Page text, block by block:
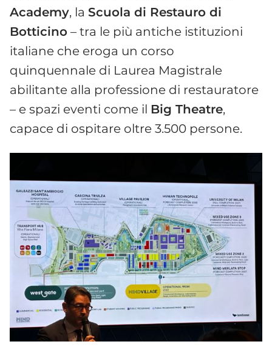
Academy, la Scuola di Restauro di
Botticino – tra le più antiche istituzioni
italiane che eroga un corso
quinquennale di Laurea Magistrale
abilitante alla professione di restauratore
– e spazi eventi come il Big Theatre,
capace di ospitare oltre 3.500 persone.